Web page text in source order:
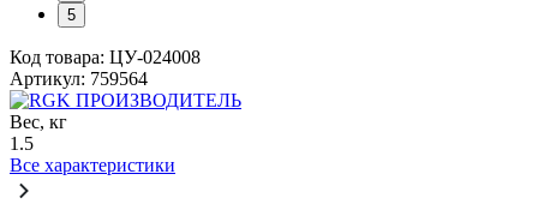
5
Код товара: ЦУ-024008
Артикул: 759564
ПРОИЗВОДИТЕЛЬ
Вес, кг
1.5
Все характеристики